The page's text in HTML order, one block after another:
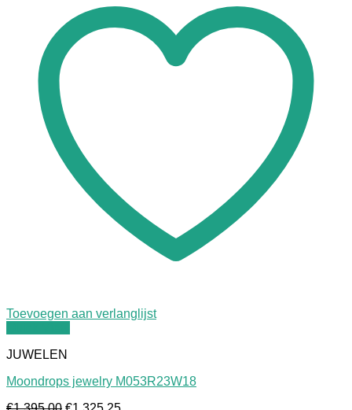
Toevoegen aan verlanglijst
JUWELEN
Moondrops jewelry M053R23W18